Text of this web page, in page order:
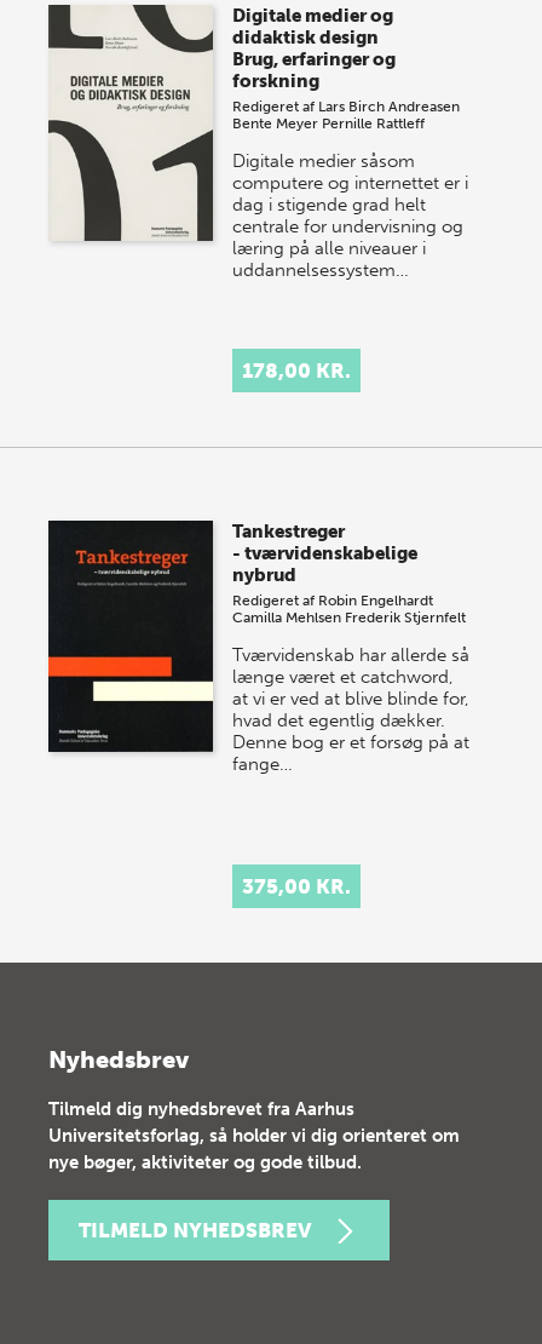
Digitale medier og
didaktisk design
Brug, erfaringer og
forskning
Redigeret af Lars Birch Andreasen
Bente Meyer Pernille Rattleff
Digitale medier såsom
computere og internettet er i
dag i stigende grad helt
centrale for undervisning og
læring på alle niveauer i
uddannelsessystem…
178,00 KR.
Tankestreger
- tværvidenskabelige
nybrud
Redigeret af Robin Engelhardt
Camilla Mehlsen Frederik Stjernfelt
Tværvidenskab har allerde så
længe været et catchword,
at vi er ved at blive blinde for,
hvad det egentlig dækker.
Denne bog er et forsøg på at
fange…
375,00 KR.
Nyhedsbrev
Tilmeld dig nyhedsbrevet fra Aarhus
Universitetsforlag, så holder vi dig orienteret om
nye bøger, aktiviteter og gode tilbud.
TILMELD NYHEDSBREV